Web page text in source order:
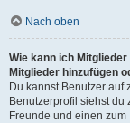
Nach oben
Wie kann ich
Mitglieder hinzufügen
Du kannst Benutzer auf
Benutzerprofil siehst
Freunde und einen